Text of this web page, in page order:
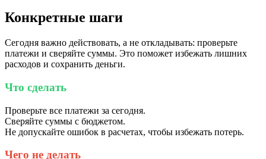
Конкретные шаги
Сегодня важно действовать, а не откладывать: проверьте
платежи и сверяйте суммы. Это поможет избежать лишних
расходов и сохранить деньги.
Что сделать
Проверьте все платежи за сегодня.
Сверяйте суммы с бюджетом.
Не допускайте ошибок в расчетах, чтобы избежать потерь.
Чего не делать